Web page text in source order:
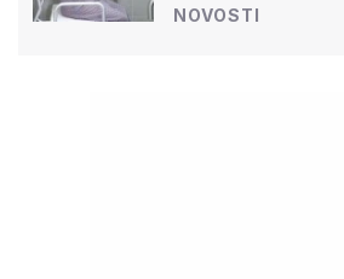
NOVOSTI